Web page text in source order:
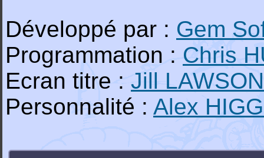
Développé par : Gem
Programmation : Chris
Ecran titre : Jill LAWSON
Personnalité : Alex